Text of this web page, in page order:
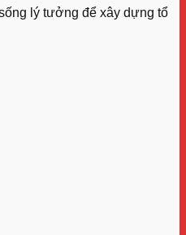
lý tưởng để xây dựng tổ